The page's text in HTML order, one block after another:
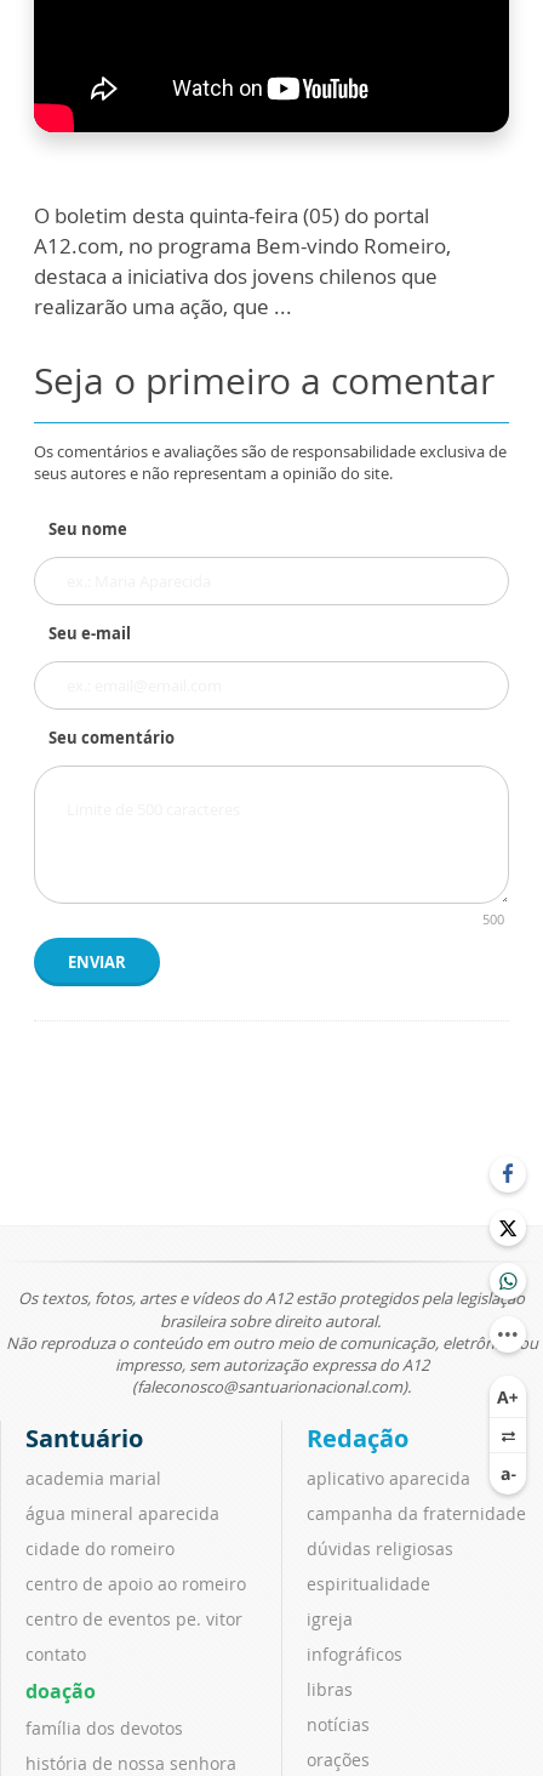
O boletim desta quinta-feira (05) do portal
A12.com, no programa Bem-vindo Romeiro,
destaca a iniciativa dos jovens chilenos que
realizarão uma ação, que ...
Seja o primeiro a comentar
Os comentários e avaliações são de responsabilidade exclusiva de
seus autores e não representam a opinião do site.
Seu nome
Seu e-mail
Seu comentário
500
ENVIAR
Os textos, fotos, artes e vídeos do A12 estão protegidos pela legislação
brasileira sobre direito autoral.
Não reproduza o conteúdo em outro meio de comunicação, eletrônico ou
impresso, sem autorização expressa do A12
(faleconosco@santuarionacional.com).
Santuário
academia marial
água mineral aparecida
cidade do romeiro
centro de apoio ao romeiro
centro de eventos pe. vitor
contato
doação
família dos devotos
história de nossa senhora
Redação
aplicativo aparecida
campanha da fraternidade
dúvidas religiosas
espiritualidade
igreja
infográficos
libras
notícias
orações